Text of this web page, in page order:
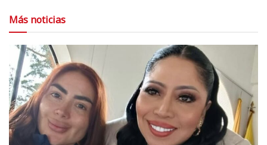
Más noticias